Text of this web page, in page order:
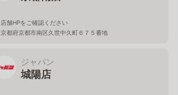
店舗HPをご確認ください
京都府京都市南区久世中久町６７５番地
ジャパン
城陽店